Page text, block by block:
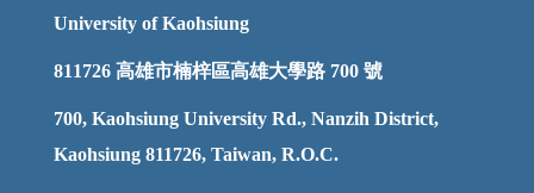
University of Kaohsiung
811726 高雄市楠梓區高雄大學路 700 號
700, Kaohsiung University Rd., Nanzih District,
Kaohsiung 811726, Taiwan, R.O.C.